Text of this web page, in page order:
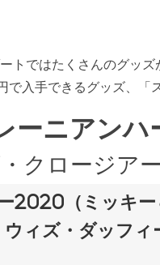
トではたくさんのグッズ
で入手できるグッズ、「
ーニアンハ
クロージアー
2020（ミッキー
ィズ・ダッフ